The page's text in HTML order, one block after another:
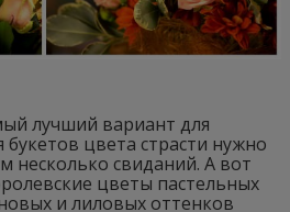
лучший вариант для
букетов цвета страсти нужно
несколько свиданий. А вот
цветы пастельных
и лиловых оттенков